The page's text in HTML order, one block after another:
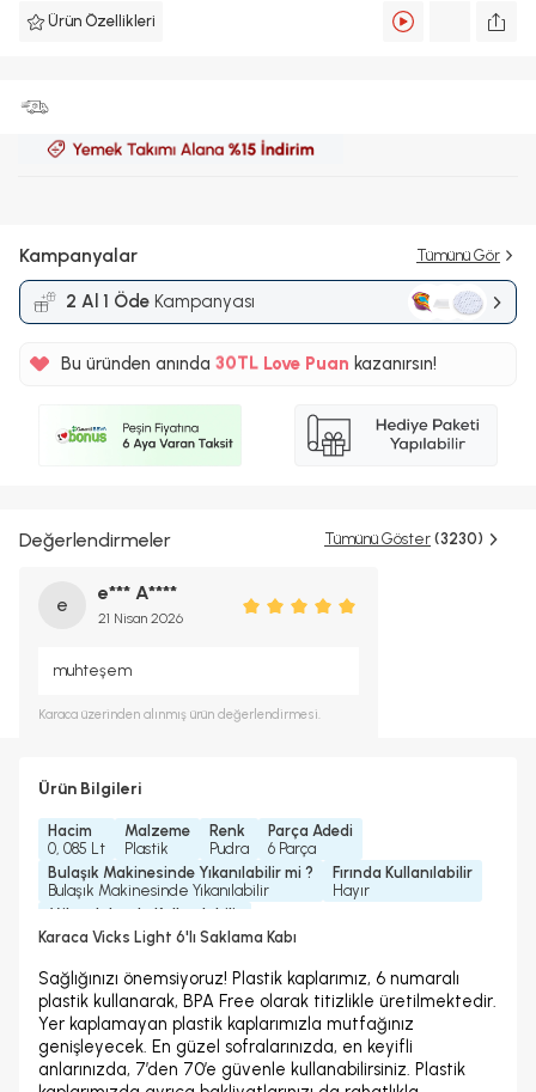
Ürün Özellikleri
Kampanyalar Tümünü Gör
2 Al 1 Öde Kampanyası
Bu üründen anında 30TL Love Puan kazanırsın!
Değerlendirmeler Tümünü Göster (3230)
e
e*** A****
21 Nisan 2026
muhteşem
Karaca üzerinden alınmış ürün değerlendirmesi.
Ürün Bilgileri
Hacim
0, 085 Lt
Malzeme
Plastik
Renk
Pudra
Parça Adedi
6 Parça
Bulaşık Makinesinde Yıkanılabilir mi ?
Bulaşık Makinesinde Yıkanılabilir
Fırında Kullanılabilir
Hayır
Mikrodalgada Kullanılabilir
Evet (Kapaksız)
Karaca Vicks Light 6'lı Saklama Kabı
Sağlığınızı önemsiyoruz! Plastik kaplarımız, 6 numaralı
plastik kullanarak, BPA Free olarak titizlikle üretilmektedir.
Yer kaplamayan plastik kaplarımızla mutfağınız
genişleyecek. En güzel sofralarınızda, en keyifli
anlarınızda, 7’den 70’e güvenle kullanabilirsiniz. Plastik